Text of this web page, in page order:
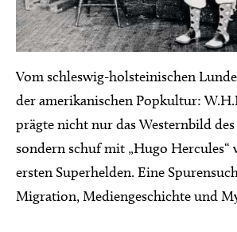
Vom schleswig-holsteinischen
der amerikanischen Popkultur:
prägte nicht nur das Westernbild
sondern schuf mit „Hugo Hercules“
ersten Superhelden. Eine
Migration, Mediengeschichte und